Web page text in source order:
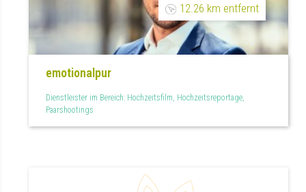
12.26 km entfernt
emotionalpur
Dienstleister im Bereich: Hochzeitsfilm, Hochzeitsreportage,
Paarshootings